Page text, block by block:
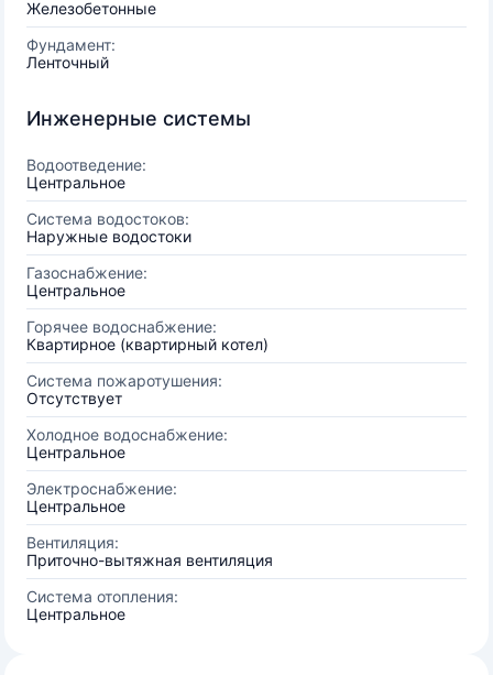
Железобетонные
Фундамент:
Ленточный
Инженерные системы
Водоотведение:
Центральное
Система водостоков:
Наружные водостоки
Газоснабжение:
Центральное
Горячее водоснабжение:
Квартирное (квартирный котел)
Система пожаротушения:
Отсутствует
Холодное водоснабжение:
Центральное
Электроснабжение:
Центральное
Вентиляция:
Приточно-вытяжная вентиляция
Система отопления:
Центральное